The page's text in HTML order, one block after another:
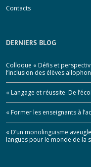
Contacts
DERNIERS BLOG
Colloque « Défis et
l’inclusion des élèves
« Langage et réussite. De
« Former les enseignants à
« D’un monolinguisme
langues pour le monde de la